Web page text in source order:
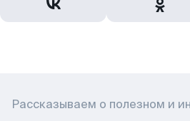
Рассказываем о полезном и